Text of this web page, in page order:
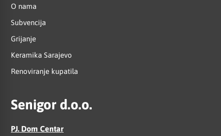
O nama
Subvencija
Grijanje
Keramika Sarajevo
Renoviranje kupatila
Senigor d.o.o.
PJ. Dom Centar